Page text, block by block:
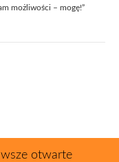
możliwości – mogę!”
otwarte